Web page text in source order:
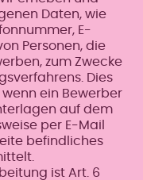
Daten, wie
E-
Personen, die
zum Zwecke
Dies
ein Bewerber
auf dem
per E-Mail
befindliches
ist Art. 6